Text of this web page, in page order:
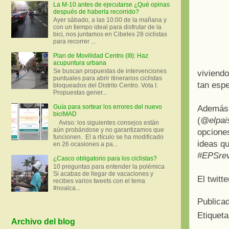
tan
(
ideas
El
La M-10 antes de ejecutarse ¿Qué opinas
después de haberla recorrido?
Ayer sábado, a las 10:00 de la mañana y
con un tiempo ideal para disfrutar de la
bici, nos juntamos en Cibeles 28 ciclistas
para recorrer ...
Plan de Movilidad Centro (III): Haz
acupuntura urbana
Se buscan propuestas de intervenciones
puntuales para abrir itinerarios ciclistas
bloqueados del Distrito Centro. Vota I.
Propuestas gener...
Guía para sortear los errores del nuevo
biciMAD
Aviso: los siguientes consejos están
aún probándose y no garantizamos que
funcionen. El a rtículo se ha modificado
en 26 ocasiones a pa...
¿Casco obligatorio para los ciclistas?
10 preguntas para entender la polémica
Si acabas de llegar de vacaciones y
recibes varios tweets con el tema
#noalca...
Archivo del blog